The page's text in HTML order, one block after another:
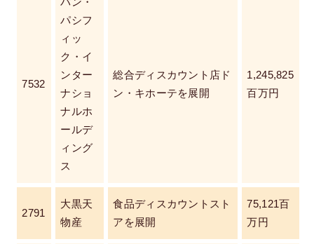
7532
パシフ
ィッ
ク・イ
ンター
ナショ
ナルホ
ールデ
ィング
ス
総合ディスカウント店ド
ン・キホーテを展開
1,245,825
百万円
2791
大黒天
物産
食品ディスカウントスト
アを展開
75,121百
万円